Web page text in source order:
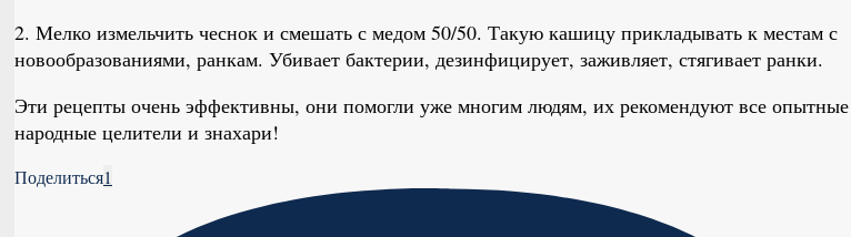
2. Мелко измельчить чеснок и смешать с медом 50/50. Такую кашицу прикладывать к местам с
новообразованиями, ранкам. Убивает бактерии, дезинфицирует, заживляет, стягивает ранки.
Эти рецепты очень эффективны, они помогли уже многим людям, их рекомендуют все опытные
народные целители и знахари!
Поделиться1